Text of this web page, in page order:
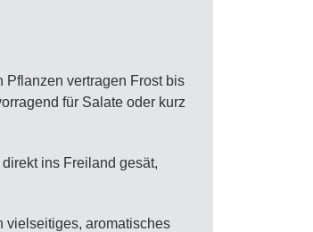
Pflanzen vertragen Frost bis
für Salate oder kurz
ins Freiland gesät,
vielseitiges, aromatisches